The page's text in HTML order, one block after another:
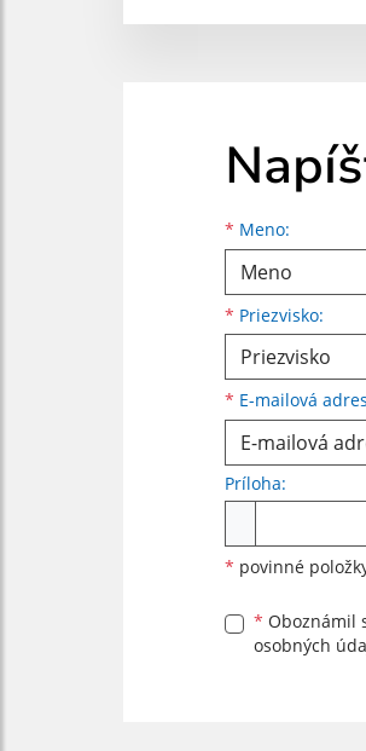
* Meno:
Meno
* Priezvisko:
Priezvisko
* E-mailová
E-mailová adresa
Príloha:
* povinné
* Oboznámil
osobných